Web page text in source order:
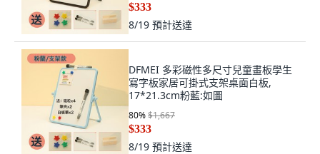
$333
8/19 預計送達
DFMEI 多彩磁性多尺寸兒童畫板學生
寫字板家居可掛式支架桌面白板,
17*21.3cm粉藍:如圖
80%$1,667
$333
8/19 預計送達